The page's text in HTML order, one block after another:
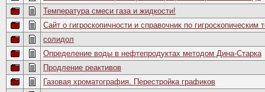
Температура смеси газа и жидкости!
Сайт о гигроскопичности и справочник по гигроскопическим
солидол
Определение воды в нефтепродуктах методом Дина-Старка
Продление реактивов
Газовая хроматография. Перестройка графиков